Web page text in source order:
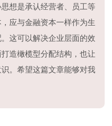
想是承认经营者、员工等
应与金融资本一样作为生
这可以解决企业层面的效
造橄榄型分配结构，也让
。希望这篇文章能够对我